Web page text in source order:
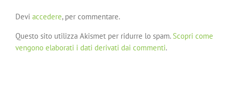
Devi accedere, per commentare.
Questo sito utilizza Akismet per ridurre lo spam. Scopri come
vengono elaborati i dati derivati dai commenti.